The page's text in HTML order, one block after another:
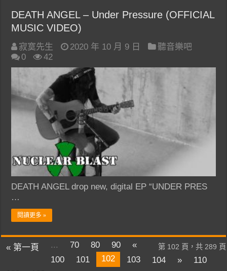
DEATH ANGEL – Under Pressure (OFFICIAL
MUSIC VIDEO)
寂寞先生 2020 年 10 月 9 日
聽音樂吧
0
42
DEATH ANGEL drop new, digital EP “UNDER PRES
…
閱讀更多 »
第 102 頁，共 289 頁
« 第一頁 ... 70 80 90
«
100
101 102 103 104 »
110